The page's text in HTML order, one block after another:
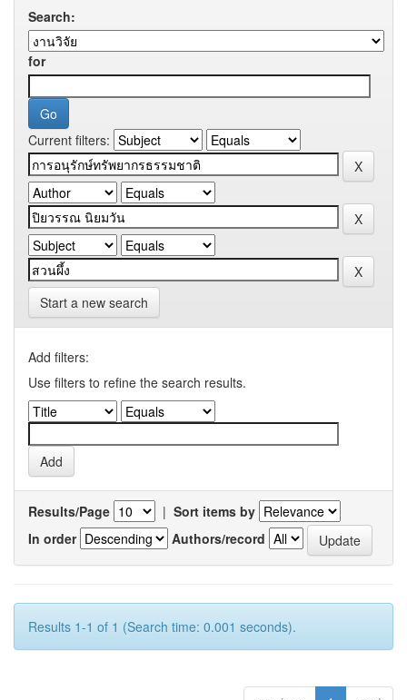
Search:
for
Current filters:
Start a new search
Add filters:
Use filters to refine the search results.
Results/Page | Sort items by
In order
Authors/record
Results 1-1 of 1 (Search time: 0.001 seconds).